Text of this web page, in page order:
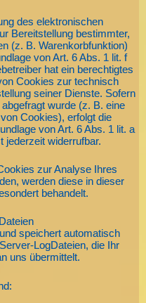
des elektronischen
Bereitstellung bestimmter,
(z. B. Warenkorbfunktion)
von Art. 6 Abs. 1 lit. f
hat ein berechtigtes
Cookies zur technisch
seiner Dienste. Sofern
wurde (z. B. eine
Cookies), erfolgt die
von Art. 6 Abs. 1 lit. a
jederzeit widerrufbar.
zur Analyse Ihres
werden diese in dieser
behandelt.
speichert automatisch
LogDateien, die Ihr
uns übermittelt.